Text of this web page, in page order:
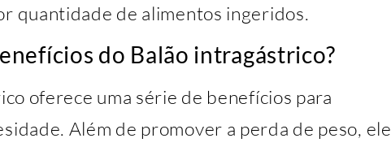
quantidade de alimentos ingeridos.
do Balão intragástrico?
oferece uma série de benefícios para
Além de promover a perda de peso, ele